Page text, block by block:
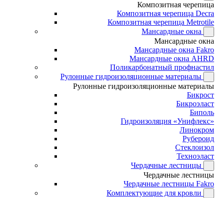
Композитная черепица
Композитная черепица Decra
Композитная черепица Metrotile
Мансардные окна
Мансардные окна
Мансардные окна Fakro
Мансардные окна AHRD
Поликарбонатный профнастил
Рулонные гидроизоляционные материалы
Рулонные гидроизоляционные материалы
Бикрост
Бикроэласт
Биполь
Гидроизоляция «Унифлекс»
Линокром
Рубероид
Стеклоизол
Техноэласт
Чердачные лестницы
Чердачные лестницы
Чердачные лестницы Fakro
Комплектующие для кровли